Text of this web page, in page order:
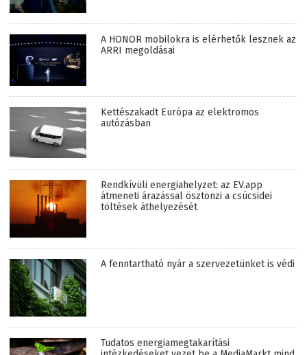
A HONOR mobilokra is elérhetők lesznek az
ARRI megoldásai
Kettészakadt Európa az elektromos
autózásban
Rendkívüli energiahelyzet: az EV.app
átmeneti árazással ösztönzi a csúcsidei
töltések áthelyezését
A fenntartható nyár a szervezetünket is védi
Tudatos energiamegtakarítási